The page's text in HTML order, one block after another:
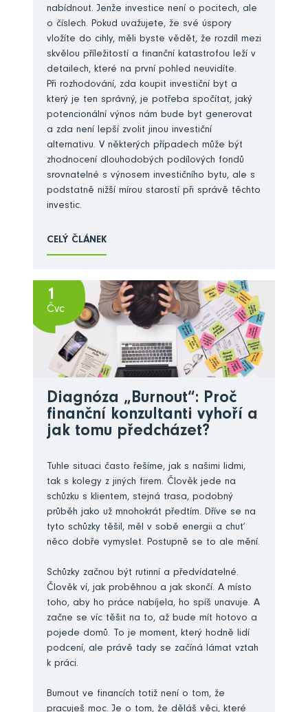
nabídnout. Jenže investice není o pocitech, ale
o číslech. Pokud uvažujete, že své úspory
vložíte do cihly, měli byste vědět, že rozdíl mezi
skvělou příležitostí a finanční katastrofou leží v
detailech, které na první pohled neuvidíte.
Při rozhodování, zda koupit investiční byt a
který je ten správný, je potřeba spočítat, jaký
potencionální výnos nám bude byt generovat
a zda není lepší zvolit jinou investiční
alternativu. V některých případech může být
zhodnocení dlouhodobých podílových fondů
srovnatelné s výnosem investičního bytu, ale s
podstatně nižší mírou starostí při správě těchto
investic.
CELÝ ČLÁNEK
1
Čvc
Diagnóza „Burnout“: Proč
finanční konzultanti vyhoří a
jak tomu předcházet?
Tuhle situaci často řešíme, jak s našimi lidmi,
tak s kolegy z jiných firem. Člověk jede na
schůzku s klientem, stejná trasa, podobný
průběh jako už mnohokrát předtím. Dříve se na
tyto schůzky těšil, měl v sobě energii a chuť
něco dobře vymyslet. Postupně se to ale mění.
Schůzky začnou být rutinní a předvídatelné.
Člověk ví, jak proběhnou a jak skončí. A místo
toho, aby ho práce nabíjela, ho spíš unavuje. A
začne se víc těšit na to, až bude mít hotovo a
pojede domů. To je moment, který hodně lidí
podcení, ale právě tady se začíná lámat vztah
k práci.
Burnout ve financích totiž není o tom, že
pracuješ moc. Je o tom, že děláš věci, které